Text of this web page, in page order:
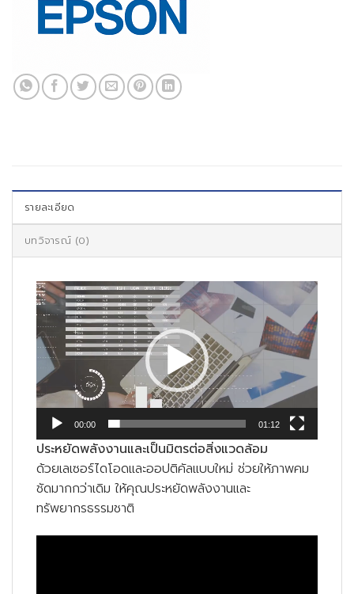
รายละเอียด
บทวิจารณ์ (0)
ตัว
เล่น
ไฟล์
วิดีโอ
00:00 01:12
ประหยัดพลังงานและเป็นมิตรต่อสิ่งแวดล้อม
ด้วยเลเซอร์ไดโอดและออปติคัลแบบใหม่ ช่วยให้ภาพคม
ชัดมากกว่าเดิม ให้คุณประหยัดพลังงานและ
ทรัพยากรธรรมชาติ